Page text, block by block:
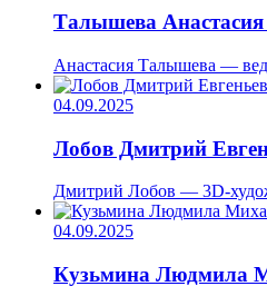
Талышева
Анастасия Талышева —
04.09.2025
Лобов Дмитрий
Дмитрий Лобов — 3D-
04.09.2025
Кузьмина Людмила